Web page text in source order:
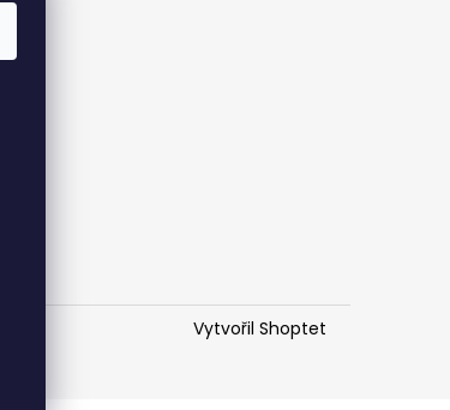
Vytvořil Shoptet